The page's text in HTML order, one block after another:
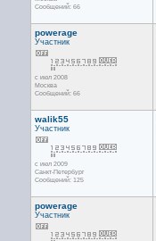
Сообщений: 66
powerage
Участник
с июл 2008
Москва
Сообщений: 66
walik55
Участник
с июл 2009
Санкт-Петербург
Сообщений: 125
powerage
Участник